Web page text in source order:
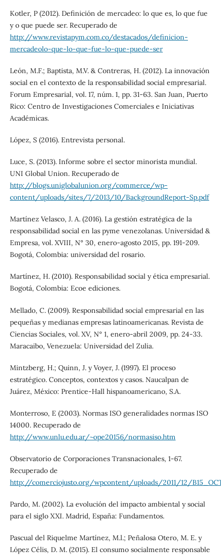
Kotler, P (2012). Definición de mercadeo: lo que es, lo que fue
y o que puede ser. Recuperado de
http://www.revistapym.com.co/destacados/definicion-
mercadeolo-que-lo-que-fue-lo-que-puede-ser
León, M.F.; Baptista, M.V. & Contreras, H. (2012). La innovación
social en el contexto de la responsabilidad social empresarial.
Forum Empresarial, vol. 17, núm. 1, pp. 31-63. San Juan, Puerto
Rico: Centro de Investigaciones Comerciales e Iniciativas
Académicas.
López, S (2016). Entrevista personal.
Luce, S. (2013). Informe sobre el sector minorista mundial.
UNI Global Union. Recuperado de
http://blogs.uniglobalunion.org/commerce/wp-
content/uploads/sites/7/2013/10/BackgroundReport-Sp.pdf
Martínez Velasco, J. A. (2016). La gestión estratégica de la
responsabilidad social en las pyme venezolanas. Universidad &
Empresa, vol. XVIII, N° 30, enero-agosto 2015, pp. 191-209.
Bogotá, Colombia: universidad del rosario.
Martínez, H. (2010). Responsabilidad social y ética empresarial.
Bogotá, Colombia: Ecoe ediciones.
Mellado, C. (2009). Responsabilidad social empresarial en las
pequeñas y medianas empresas latinoamericanas. Revista de
Ciencias Sociales, vol. XV, N° 1, enero-abril 2009, pp. 24-33.
Maracaibo, Venezuela: Universidad del Zulia.
Mintzberg, H.; Quinn, J. y Voyer, J. (1997). El proceso
estratégico. Conceptos, contextos y casos. Naucalpan de
Juárez, México: Prentice-Hall hispanoamericano, S.A.
Monterroso, E (2003). Normas ISO generalidades normas ISO
14000. Recuperado de
http://www.unlu.edu.ar/~ope20156/normasiso.htm
Observatorio de Corporaciones Transnacionales, 1-67.
Recuperado de
http://comerciojusto.org/wpcontent/uploads/2011/12/
Pardo, M. (2002). La evolución del impacto ambiental y social
para el siglo XXI. Madrid, España: Fundamentos.
Pascual del Riquelme Martínez, M.l.; Peñalosa Otero, M. E. y
López Célis, D. M. (2015). El consumo socialmente responsable